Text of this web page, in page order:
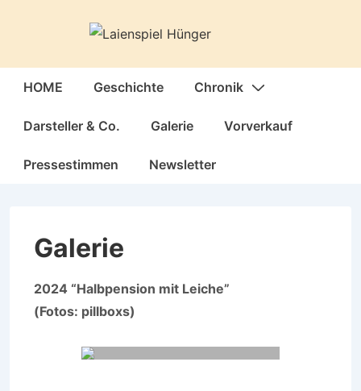
Hauptnavigation
HOME Geschichte Chronik
Darsteller & Co. Galerie Vorverkauf
Pressestimmen Newsletter
Galerie
2024 “Halbpension mit Leiche”
(Fotos: pillboxs)